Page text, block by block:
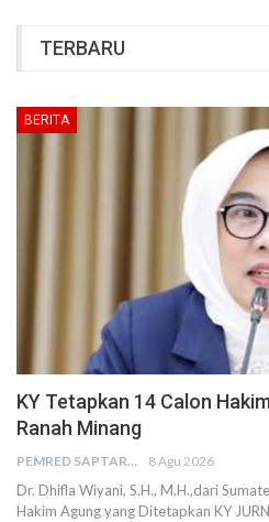
TERBARU
BERITA
KY Tetapkan 14 Calon
Ranah Minang
PEMRED SAPTARIUS 8 Agu 2026
Dr. Dhifla Wiyani, S.H., M.H.,dari
Hakim Agung yang Ditetapkan KY